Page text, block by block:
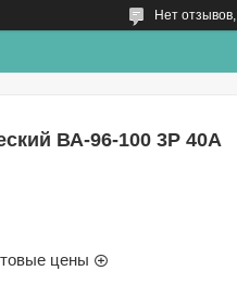
Нет отзывов,
ВА-96-100 3Р 40А
цены